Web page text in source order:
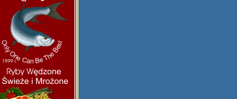
Bielsko Biała, Biały Bór, Biały Dunajec,